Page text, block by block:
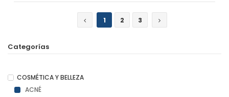
1
2 3
Categorías
COSMÉTICA Y BELLEZA
ACNÉ